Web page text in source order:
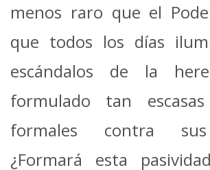
menos raro que el
que todos los días
escándalos de la
formulado tan escasas
formales contra
¿Formará esta